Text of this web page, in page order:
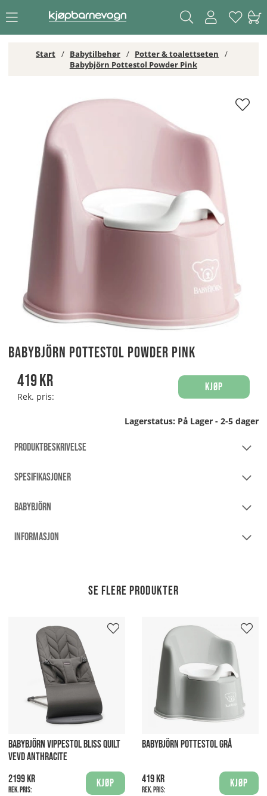
Start Babytilbehør
Potter & toalettseten
Babybjörn Pottestol Powder Pink
Babybjörn Pottestol Powder Pink
Babybjörn Pottestol Powder Pink
419kr
Rek. pris:
Kjøp
Lagerstatus: På Lager - 2-5 dager
PRODUKTBESKRIVELSE
SPESIFIKASJONER
BABYBJÖRN
INFORMASJON
Se flere produkter
BABYBJÖRN VIPPESTOL BLISS QUILT
VEVD ANTHRACITE
2199 kr
Rek. pris:
Kjøp
BABYBJÖRN POTTESTOL GRÅ
419 kr
Rek. pris:
Kjøp